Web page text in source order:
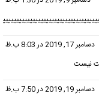
دسامبر 17, 2019 در 8:03 ب.ظ
نیست
دسامبر 19, 2019 در 7:50 ب.ظ